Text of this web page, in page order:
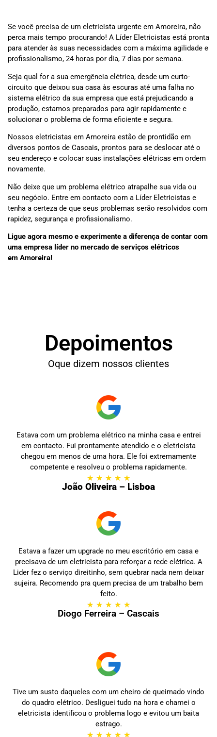
Se você precisa de um eletricista urgente em Amoreira, não
perca mais tempo procurando! A Líder Eletricistas está pronta
para atender às suas necessidades com a máxima agilidade e
profissionalismo, 24 horas por dia, 7 dias por semana.
Seja qual for a sua emergência elétrica, desde um curto-
circuito que deixou sua casa às escuras até uma falha no
sistema elétrico da sua empresa que está prejudicando a
produção, estamos preparados para agir rapidamente e
solucionar o problema de forma eficiente e segura.
Nossos eletricistas em Amoreira estão de prontidão em
diversos pontos de Cascais, prontos para se deslocar até o
seu endereço e colocar suas instalações elétricas em ordem
novamente.
Não deixe que um problema elétrico atrapalhe sua vida ou
seu negócio. Entre em contacto com a Líder Eletricistas e
tenha a certeza de que seus problemas serão resolvidos com
rapidez, segurança e profissionalismo.
Ligue agora mesmo e experimente a diferença de contar com
uma empresa líder no mercado de serviços elétricos
em Amoreira!
Depoimentos
Oque dizem nossos clientes
Estava com um problema elétrico na minha casa e entrei
em contacto. Fui prontamente atendido e o eletricista
chegou em menos de uma hora. Ele foi extremamente
competente e resolveu o problema rapidamente.
★ ★ ★ ★ ★
João Oliveira – Lisboa
Estava a fazer um upgrade no meu escritório em casa e
precisava de um eletricista para reforçar a rede elétrica. A
Lider fez o serviço direitinho, sem quebrar nada nem deixar
sujeira. Recomendo pra quem precisa de um trabalho bem
feito.
★ ★ ★ ★ ★
Diogo Ferreira – Cascais
Tive um susto daqueles com um cheiro de queimado vindo
do quadro elétrico. Desliguei tudo na hora e chamei o
eletricista identificou o problema logo e evitou um baita
estrago.
★ ★ ★ ★ ★